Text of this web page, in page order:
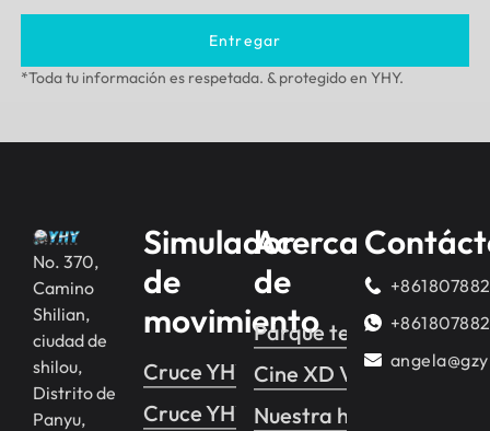
Entregar
*Toda tu información es respetada. & protegido en YHY.
No. 370,
Camino
Shilian,
ciudad de
shilou,
Distrito de
Panyu,
Simulador
de
movimiento
Cruce YHY 2
Cruce YHY 1
Acerca
de
Parque temático de
Cine XD VR
Nuestra historia